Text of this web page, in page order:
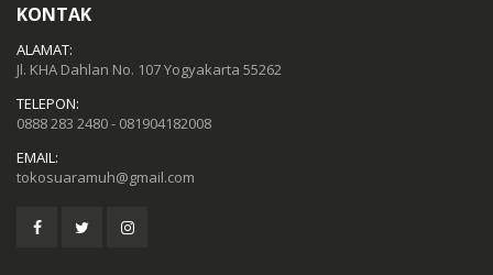
KONTAK
ALAMAT:
Jl. KHA Dahlan No. 107 Yogyakarta 55262
TELEPON:
0888 283 2480 - 081904182008
EMAIL:
tokosuaramuh@gmail.com